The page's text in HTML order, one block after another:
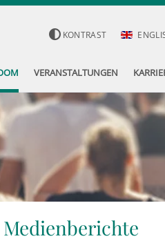
KONTRAST
VERANSTALTUNGEN
Medienberichte